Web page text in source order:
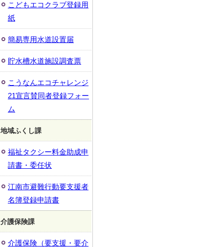
こどもエコクラブ登録用
紙
簡易専用水道設置届
貯水槽水道施設調査票
こうなんエコチャレンジ
21宣言賛同者登録フォー
ム
地域ふくし課
福祉タクシー料金助成申
請書・委任状
江南市避難行動要支援者
名簿登録申請書
介護保険課
介護保険（要支援・要介